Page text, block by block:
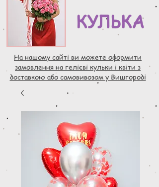
КУЛЬКА
На нашому сайті ви можете оформити
замовлення на гелієві кульки і квіти з
доставкою або самовивозом у Вишгороді